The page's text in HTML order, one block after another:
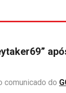
comunicado do